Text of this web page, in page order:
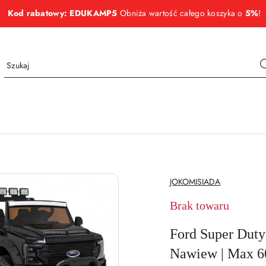
Kod rabatowy: EDUKAMP5 Obniża wartość całego koszyka o 5%!
NAZWA
PRODUCENTA:
JOKOMISIADA
Brak towaru
Ford Super
Nawiew | Max